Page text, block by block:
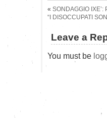
« SONDAGGIO IXE’:
“I DISOCCUPATI
Leave a
You must be